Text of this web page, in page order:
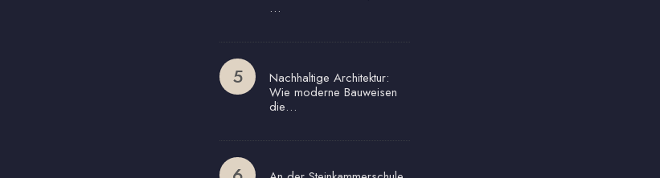
…
Nachhaltige Architektur:
Wie moderne Bauweisen
die…